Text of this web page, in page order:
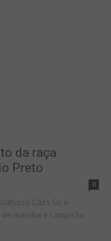
da raça
Preto
0
Cass foi o
marcha e campeão